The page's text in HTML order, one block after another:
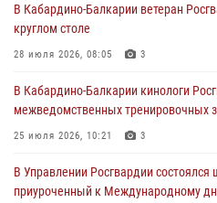
поздравил специалистов
праздником
01 августа 2026, 00:10
Росгвардия обеспечивает
направлении
31 июля 2026, 09:22
Состоялась рабочая встреча
генерала армии Виктора Золотова с
В Кабардино-Балкарии ветеран
круглом столе
28 июля 2026, 08:05 3
В Кабардино-Балкарии кинологи
межведомственных тренировочных
25 июля 2026, 10:21 3
В Управлении Росгвардии
приуроченный к Международному